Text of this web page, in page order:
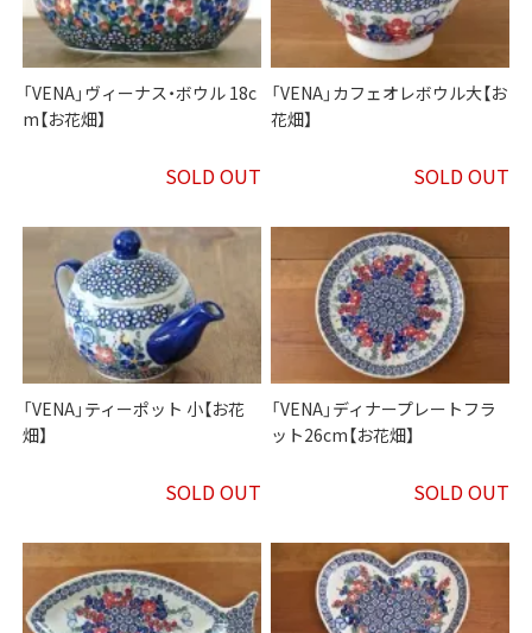
「VENA」ヴィーナス・ボウル 18c
m【お花畑】
SOLD OUT
「VENA」カフェオレボウル大【お
花畑】
SOLD OUT
「VENA」ティーポット 小【お花
畑】
SOLD OUT
「VENA」ディナープレートフラ
ット26cm【お花畑】
SOLD OUT